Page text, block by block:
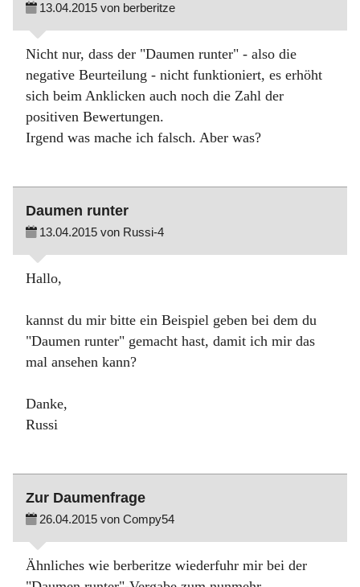
13.04.2015 von berberitze
Nicht nur, dass der "Daumen runter" - also die
negative Beurteilung - nicht funktioniert, es erhöht
sich beim Anklicken auch noch die Zahl der
positiven Bewertungen.
Irgend was mache ich falsch. Aber was?
Daumen runter
13.04.2015 von Russi-4
Hallo,
kannst du mir bitte ein Beispiel geben bei dem du
"Daumen runter" gemacht hast, damit ich mir das
mal ansehen kann?
Danke,
Russi
Zur Daumenfrage
26.04.2015 von Compy54
Ähnliches wie berberitze wiederfuhr mir bei der